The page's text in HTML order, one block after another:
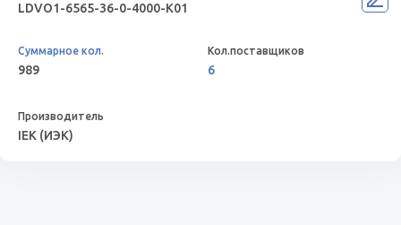
LDVO1-6565-36-0-4000-K01
989 6
IEK (ИЭК)